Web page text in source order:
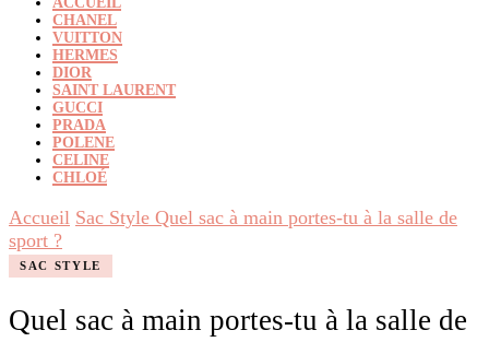
CHANEL
VUITTON
HERMES
DIOR
SAINT LAURENT
GUCCI
PRADA
POLENE
CELINE
CHLOÉ
Accueil Sac Style Quel sac à main portes-tu à la salle de
sport ?
SAC STYLE
Quel sac à main portes-tu à la salle de